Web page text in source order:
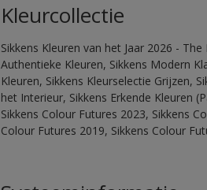
Kleurcollectie
Sikkens Kleuren van het Jaar 2026 -
Authentieke Kleuren, Sikkens Modern
Kleuren, Sikkens Kleurselectie Grijzen,
het Interieur, Sikkens Erkende Kleuren
Sikkens Colour Futures 2023, Sikkens
Colour Futures 2019, Sikkens Colour